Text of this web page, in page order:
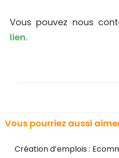
Vous pouvez nous
lien.
Vous pourriez aussi
Création d’emplois :